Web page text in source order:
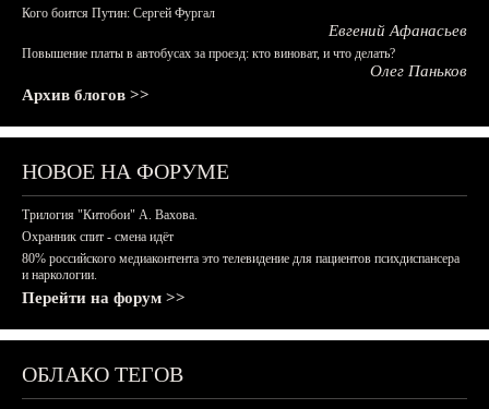
Кого боится Путин: Сергей Фургал
Евгений Афанасьев
Повышение платы в автобусах за проезд: кто виноват, и что делать?
Олег Паньков
Архив блогов >>
НОВОЕ НА ФОРУМЕ
Трилогия "Китобои" А. Вахова.
Охранник спит - смена идёт
80% российского медиаконтента это телевидение для пациентов психдиспансера
и наркологии.
Перейти на форум >>
ОБЛАКО ТЕГОВ